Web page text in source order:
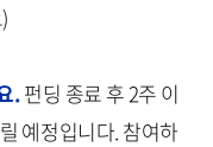
.펀딩 종료 후 2주 이
예정입니다. 참여하